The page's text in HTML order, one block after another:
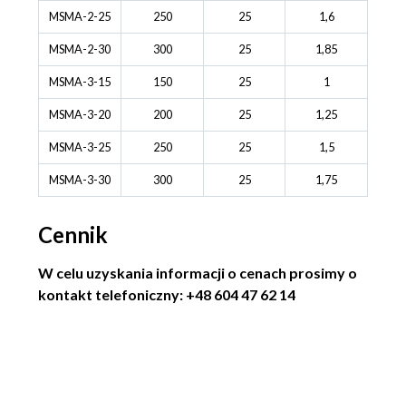
MSMA-2-25 250 25 1,6
MSMA-2-30 300 25 1,85
MSMA-3-15 150 25 1
MSMA-3-20 200 25 1,25
MSMA-3-25 250 25 1,5
MSMA-3-30 300 25 1,75
Cennik
W celu uzyskania informacji o cenach prosimy o
kontakt telefoniczny: +48 604 47 62 14